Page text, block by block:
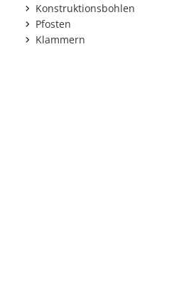
Konstruktionsbohlen
Pfosten
Klammern